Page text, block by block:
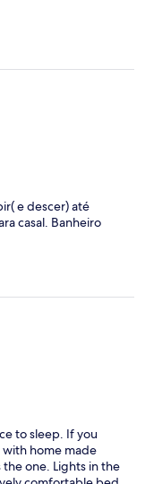
e descer) até
casal. Banheiro
to sleep. If you
home made
one. Lights in the